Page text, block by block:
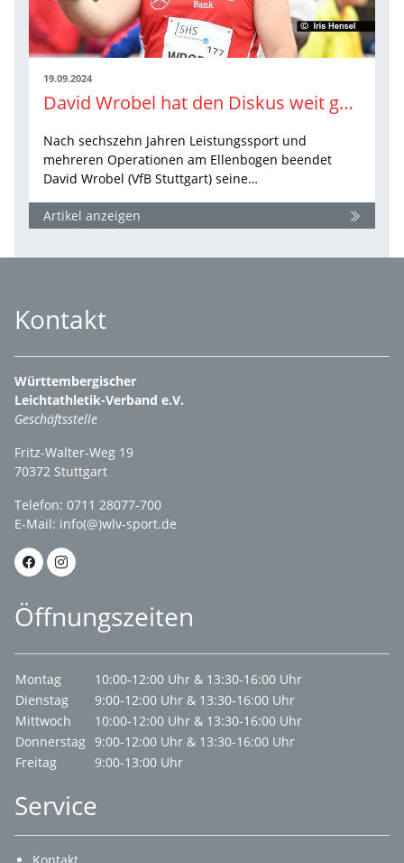
19.09.2024
David Wrobel hat den Diskus weit geworfen und will auch als Trainer weiterkommen
Nach sechszehn Jahren Leistungssport und
mehreren Operationen am Ellenbogen beendet
David Wrobel (VfB Stuttgart) seine…
Artikel anzeigen
Kontakt
Württembergischer
Leichtathletik-Verband e.V.
Geschäftsstelle
Fritz-Walter-Weg 19
70372 Stuttgart
Telefon: 0711 28077-700
E-Mail: info(@)wlv-sport.de
Öffnungszeiten
Montag
10:00-12:00 Uhr & 13:30-16:00 Uhr
Dienstag
9:00-12:00 Uhr & 13:30-16:00 Uhr
Mittwoch
10:00-12:00 Uhr & 13:30-16:00 Uhr
Donnerstag 9:00-12:00 Uhr & 13:30-16:00 Uhr
Freitag
9:00-13:00 Uhr
Service